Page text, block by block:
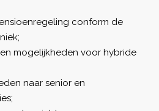
conform de
mogelijkheden voor hybride
naar senior en